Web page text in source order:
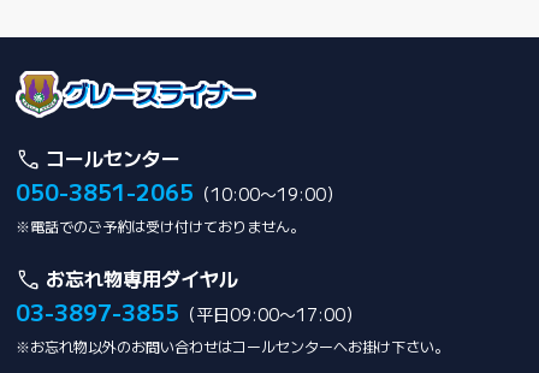
コールセンター
050-3851-2065 （10:00〜19:00）
※電話でのご予約は受け付けておりません。
お忘れ物専用ダイヤル
03-3897-3855 （平日09:00〜17:00）
※お忘れ物以外のお問い合わせはコールセンターへお掛け下さい。